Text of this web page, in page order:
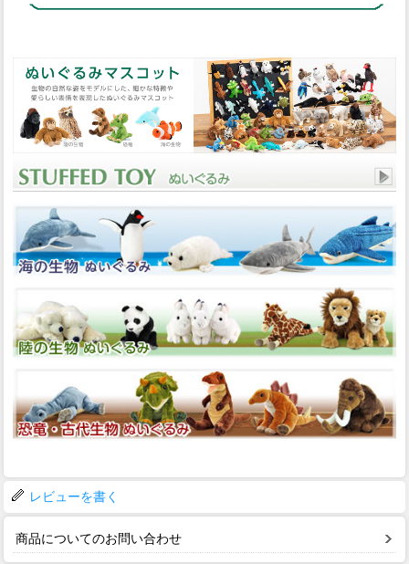
レビューを書く
商品についてのお問い合わせ